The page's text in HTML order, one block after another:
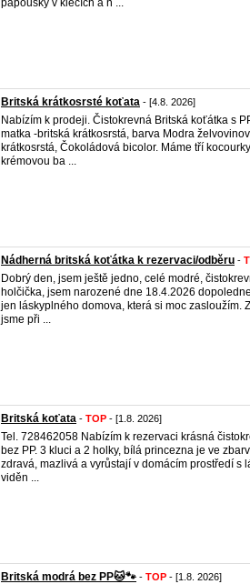
papoušky v klecích a n ...
Britská krátkosrsté koťata - [4.8. 2026]
Nabízím k prodeji. Čistokrevná Britská koťátka s
matka -britská krátkosrstá, barva Modra
krátkosrstá, Čokoládová bicolor. Máme tří
krémovou ba ...
Nádherná britská koťátka k rezervaci/odběru -
Dobrý den, jsem ještě jedno, celé modré,
holčička, jsem narozené dne 18.4.2026
jen láskyplného domova, která si moc zasloužím.
jsme při ...
Britská koťata - TOP - [1.8. 2026]
Tel. 728462058 Nabízím k rezervaci krásná
bez PP. 3 kluci a 2 holky, bílá princezna je ve
zdravá, mazlivá a vyrůstají v domácím prostředí s
viděn ...
Britská modrá bez PP🐱🐾 - TOP - [1.8. 2026]